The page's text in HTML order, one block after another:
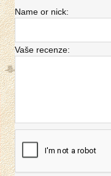
Name or nick:
Vaše recenze: